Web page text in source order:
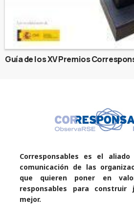
Guía de los XV Premios
Corresponsables es el
comunicación de las
que quieren poner en
responsables para construir
mejor.